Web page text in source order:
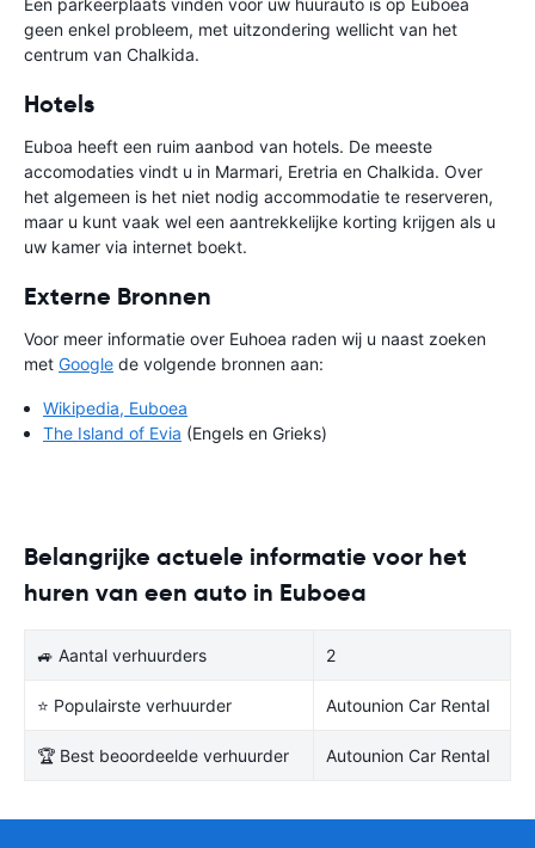
Een parkeerplaats vinden voor uw huurauto is op Euboea
geen enkel probleem, met uitzondering wellicht van het
centrum van Chalkida.
Hotels
Euboa heeft een ruim aanbod van hotels. De meeste
accomodaties vindt u in Marmari, Eretria en Chalkida. Over
het algemeen is het niet nodig accommodatie te reserveren,
maar u kunt vaak wel een aantrekkelijke korting krijgen als u
uw kamer via internet boekt.
Externe Bronnen
Voor meer informatie over Euhoea raden wij u naast zoeken
met Google de volgende bronnen aan:
Wikipedia, Euboea
The Island of Evia (Engels en Grieks)
Belangrijke actuele informatie voor het
huren van een auto in Euboea
🚙 Aantal verhuurders 2
⭐ Populairste verhuurder Autounion Car Rental
🏆 Best beoordeelde verhuurder Autounion Car Rental